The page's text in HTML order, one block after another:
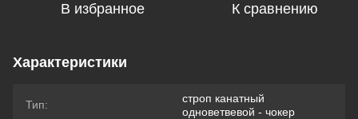
В избранное К сравнению
Характеристики
Тип:
строп канатный
одноветвевой - чокер